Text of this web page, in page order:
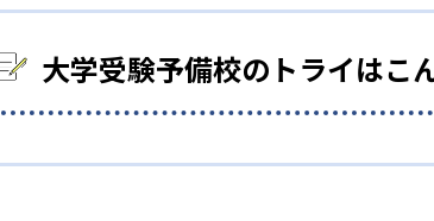
大学受験予備校のトライはこ